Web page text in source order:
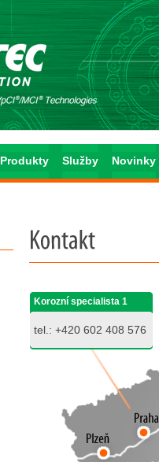
Produkty Služby Novinky
Korozní specialista 1
tel.: +420 602 408 576